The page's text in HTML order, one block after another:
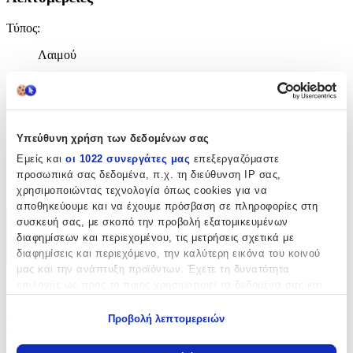
Υπεύθυνη χρήση των δεδομένων σας
Εμείς και οι 1022 συνεργάτες μας επεξεργαζόμαστε
προσωπικά σας δεδομένα, π.χ. τη διεύθυνση IP σας,
χρησιμοποιώντας τεχνολογία όπως cookies για να
αποθηκεύουμε και να έχουμε πρόσβαση σε πληροφορίες στη
συσκευή σας, με σκοπό την προβολή εξατομικευμένων
διαφημίσεων και περιεχομένου, τις μετρήσεις σχετικά με
διαφημίσεις και περιεχόμενο, την καλύτερη εικόνα του κοινού
μας και την ανάπτυξη προϊόντων. Έχετε τη δυνατότητα
Να συλλέξουμε πληροφορίες σχετικά με τη γεωγραφική
Προβολή λεπτομερειών
Τύπος:
Λαιμού
Σχέδιο
Στριφτή
Πάχος:
4
mm
Χαρακτηριστικά
+
Χαρακτηριστικά
Βασικά Χαρακτηριστικά